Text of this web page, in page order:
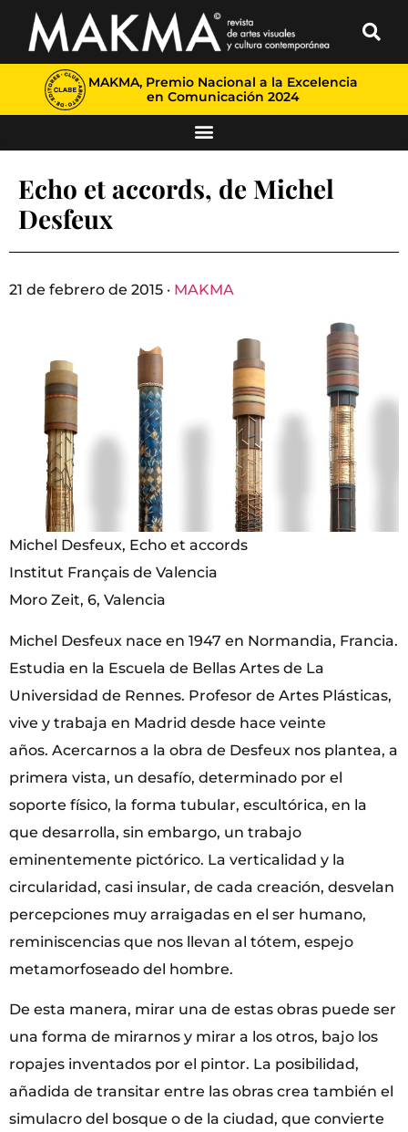
MAKMA, Premio Nacional a la Excelencia
en Comunicación 2024
Echo et accords, de Michel
Desfeux
21 de febrero de 2015 · MAKMA
Michel Desfeux, Echo et accords
Institut Français de Valencia
Moro Zeit, 6, Valencia
Michel Desfeux nace en 1947 en Normandia, Francia.
Estudia en la Escuela de Bellas Artes de La
Universidad de Rennes. Profesor de Artes Plásticas,
vive y trabaja en Madrid desde hace veinte
años. Acercarnos a la obra de Desfeux nos plantea, a
primera vista, un desafío, determinado por el
soporte físico, la forma tubular, escultórica, en la
que desarrolla, sin embargo, un trabajo
eminentemente pictórico. La verticalidad y la
circularidad, casi insular, de cada creación, desvelan
percepciones muy arraigadas en el ser humano,
reminiscencias que nos llevan al tótem, espejo
metamorfoseado del hombre.
De esta manera, mirar una de estas obras puede ser
una forma de mirarnos y mirar a los otros, bajo los
ropajes inventados por el pintor. La posibilidad,
añadida de transitar entre las obras crea también el
simulacro del bosque o de la ciudad, que convierte